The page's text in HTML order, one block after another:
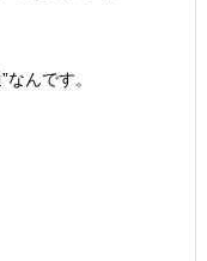
んです。